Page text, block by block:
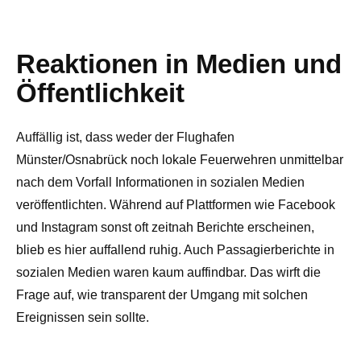
Reaktionen in Medien und
Öffentlichkeit
Auffällig ist, dass weder der Flughafen
Münster/Osnabrück noch lokale Feuerwehren unmittelbar
nach dem Vorfall Informationen in sozialen Medien
veröffentlichten. Während auf Plattformen wie Facebook
und Instagram sonst oft zeitnah Berichte erscheinen,
blieb es hier auffallend ruhig. Auch Passagierberichte in
sozialen Medien waren kaum auffindbar. Das wirft die
Frage auf, wie transparent der Umgang mit solchen
Ereignissen sein sollte.